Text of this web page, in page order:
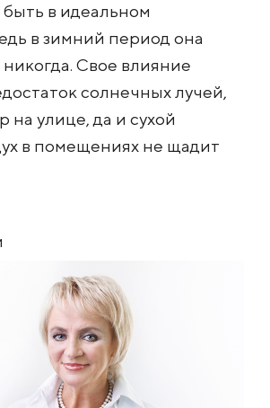
в идеальном
в зимний период она
никогда. Свое влияние
солнечных лучей,
на улице, да и сухой
в помещениях не щадит